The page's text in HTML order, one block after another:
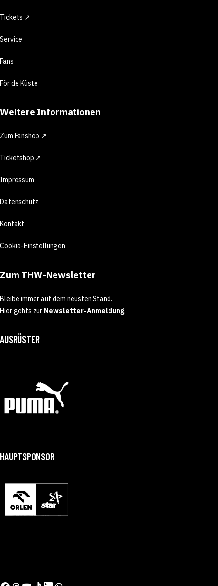
Tickets ↗
Service
Fans
För de Küste
Weitere Informationen
Zum Fanshop ↗
Ticketshop ↗
Impressum
Datenschutz
Kontakt
Cookie-Einstellungen
Zum THW-Newsletter
Bleibe immer auf dem neusten Stand.
Hier gehts zur Newsletter-Anmeldung.
AUSRÜSTER
HAUPTSPONSOR